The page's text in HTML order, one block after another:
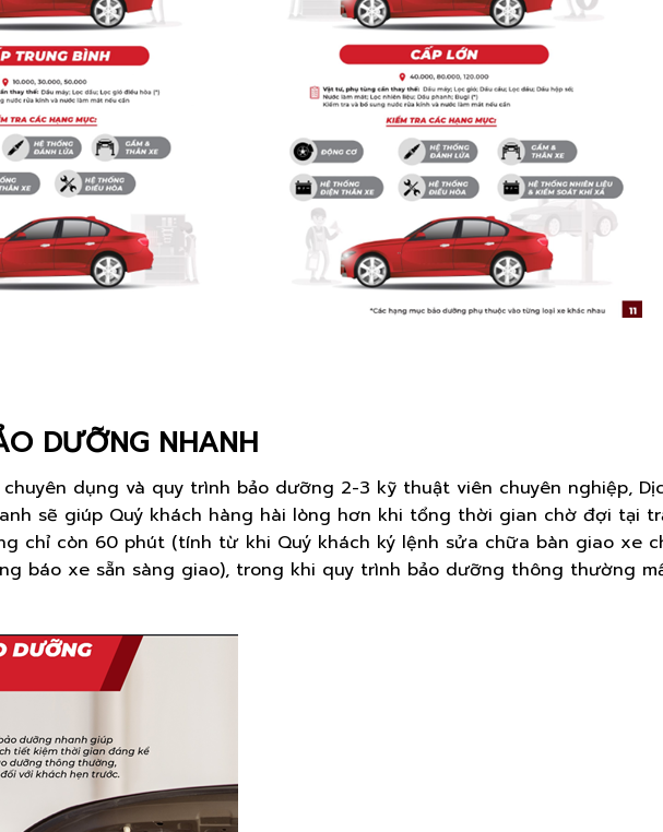
DƯỠNG NHANH
dụng và quy trình bảo dưỡng 2-3 kỹ thuật viên chuyên nghiệp,
sẽ giúp Quý khách hàng hài lòng hơn khi tổng thời gian chờ đợi tại
chỉ còn 60 phút (tính từ khi Quý khách ký lệnh sửa chữa bàn giao xe
báo xe sẵn sàng giao), trong khi quy trình bảo dưỡng thông thường